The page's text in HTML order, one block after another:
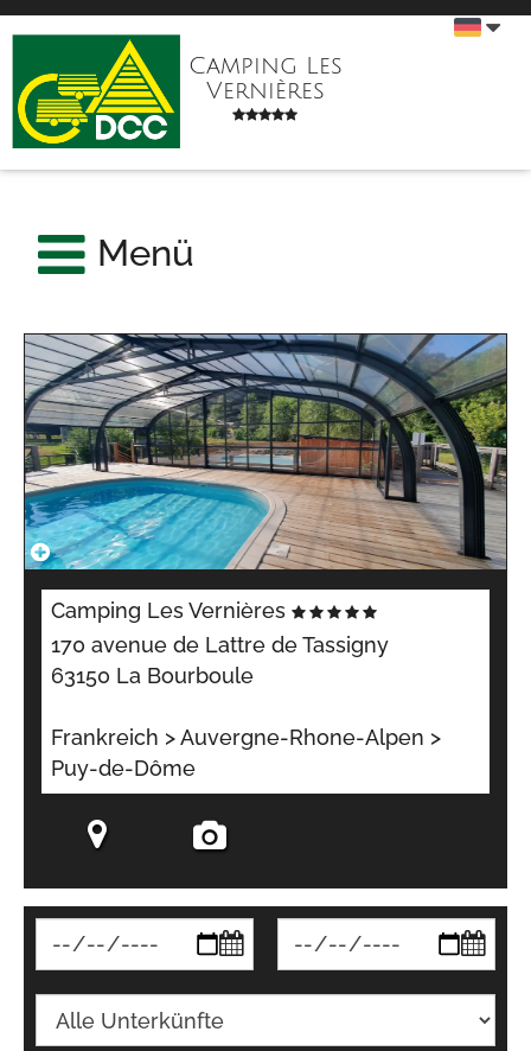
Camping Les
Vernières
Menü
Camping Les Vernières
170 avenue de Lattre de Tassigny
63150 La Bourboule
Frankreich > Auvergne-Rhone-Alpen >
Puy-de-Dôme